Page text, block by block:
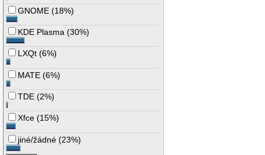
GNOME (18%)
KDE Plasma (30%)
LXQt (6%)
MATE (6%)
TDE (2%)
Xfce (15%)
jiné/žádné (23%)